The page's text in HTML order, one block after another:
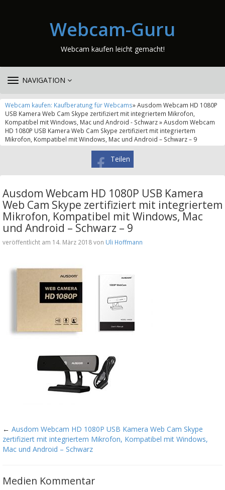
Webcam-Guru
Webcam kaufen leicht gemacht!
TOGGLE
NAVIGATION
Webcam kaufen: Kaufberatung für Webcams» Ausdom Webcam HD 1080P
USB Kamera Web Cam Skype zertifiziert mit integriertem Mikrofon,
Kompatibel mit Windows, Mac und Android - Schwarz » Ausdom Webcam
HD 1080P USB Kamera Web Cam Skype zertifiziert mit integriertem
Mikrofon, Kompatibel mit Windows, Mac und Android – Schwarz – 9
Teilen
Ausdom Webcam HD 1080P USB Kamera
Web Cam Skype zertifiziert mit integriertem
Mikrofon, Kompatibel mit Windows, Mac
und Android – Schwarz – 9
veröffentlicht am 14. März 2018 von Uli Hoffmann
← Ausdom Webcam HD 1080P USB Kamera Web Cam Skype
zertifiziert mit integriertem Mikrofon, Kompatibel mit Windows,
Mac und Android – Schwarz
Medien Kommentar